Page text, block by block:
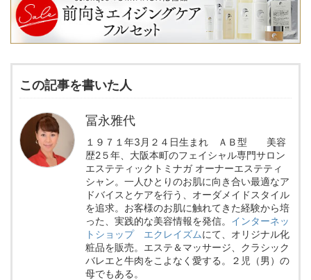
この記事を書いた人
冨永雅代
１９７１年3月２４日生まれ ＡＢ型 美容
歴2５年、大阪本町のフェイシャル専門サロン
エステティックトミナガ オーナーエステティ
シャン。一人ひとりのお肌に向き合い最適なア
ドバイスとケアを行う、オーダメイドスタイル
を追求。お客様のお肌に触れてきた経験から培
った、実践的な美容情報を発信。 インターネッ
トショップ エクレイズムにて、オリジナル化
粧品を販売。エステ＆マッサージ、クラシック
バレエと牛肉をこよなく愛する。２児（男）の
母でもある。